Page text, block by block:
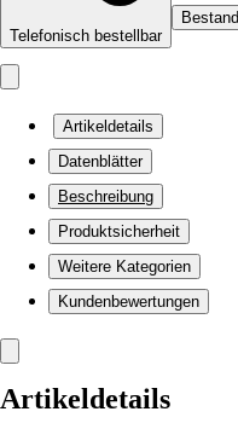
Telefonisch bestellbar
Artikeldetails
Datenblätter
Beschreibung
Produktsicherheit
Weitere Kategorien
Kundenbewertungen
Artikeldetails